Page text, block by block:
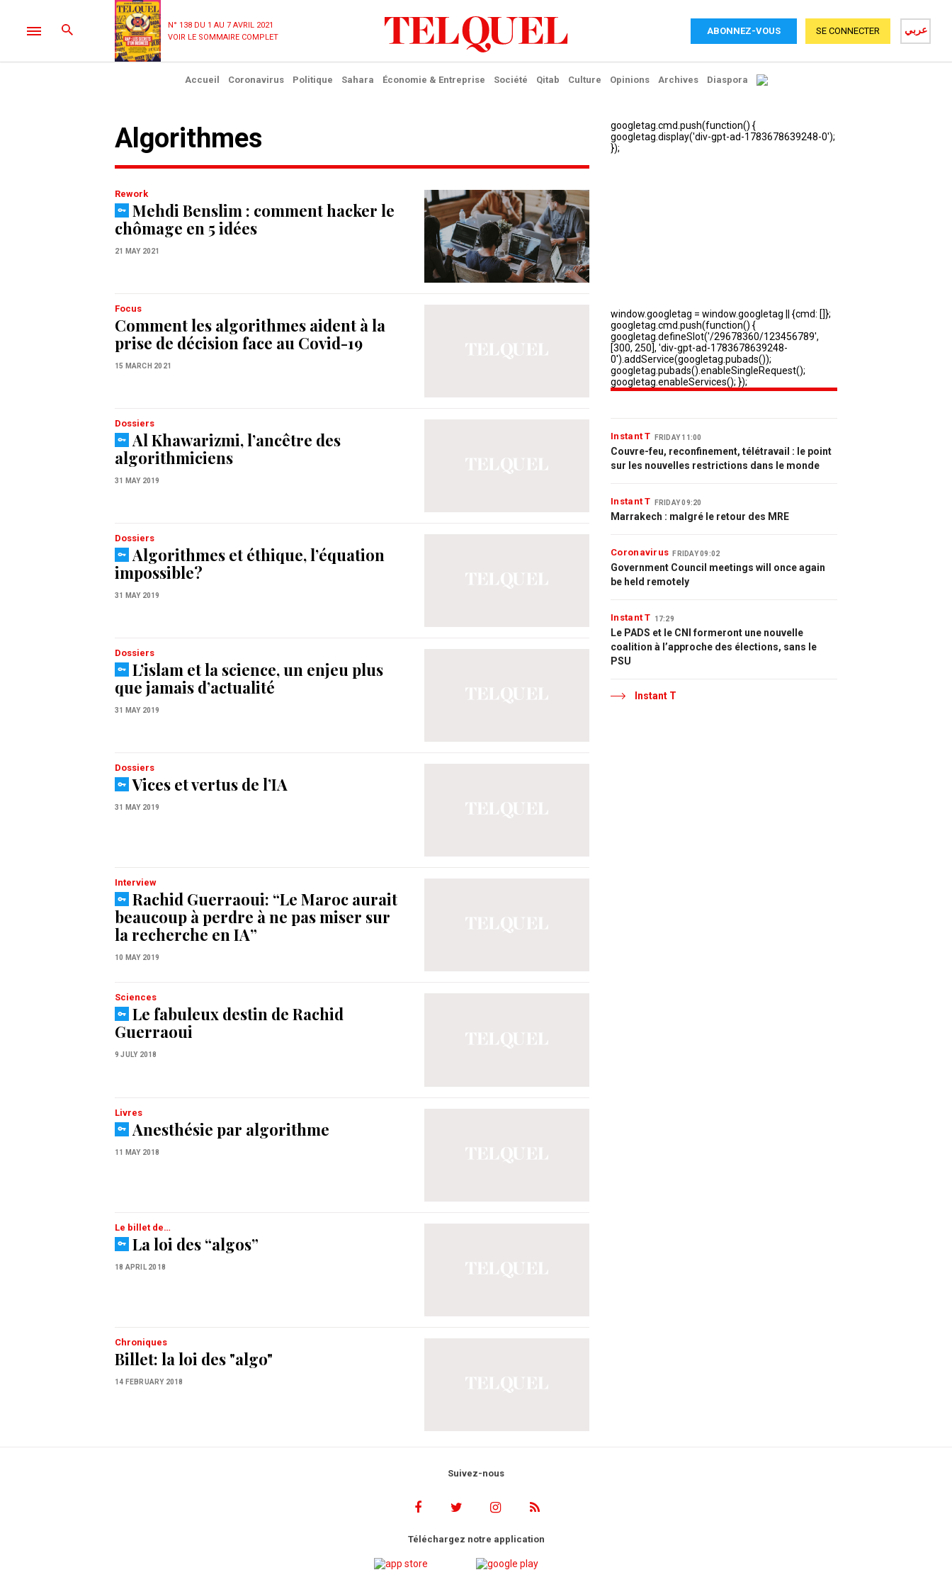
N° 138 DU 1 AU 7 AVRIL 2021
VOIR LE SOMMAIRE COMPLET
ABONNEZ-VOUS عربي SE CONNECTER
Accueil Coronavirus Politique Sahara Économie & Entreprise Société Qitab Culture Opinions Archives Diaspora
algorithmes
Rework
Mehdi Benslim : comment hacker le
chômage en 5 idées
21 MAY 2021
Focus
Comment les algorithmes aident à la
prise de décision face au Covid-19
15 MARCH 2021
Dossiers
Al Khawarizmi, l’ancêtre des
algorithmiciens
31 MAY 2019
Dossiers
Algorithmes et éthique, l’équation
impossible?
31 MAY 2019
Dossiers
L’islam et la science, un enjeu plus
que jamais d’actualité
31 MAY 2019
Dossiers
Vices et vertus de l’IA
31 MAY 2019
Interview
Rachid Guerraoui: “Le Maroc aurait
beaucoup à perdre à ne pas miser sur
la recherche en IA”
10 MAY 2019
Sciences
Le fabuleux destin de Rachid
Guerraoui
9 JULY 2018
Livres
Anesthésie par algorithme
11 MAY 2018
Le billet de…
La loi des “algos”
18 APRIL 2018
Chroniques
Billet: la loi des "algo"
14 FEBRUARY 2018
Instant T FRIDAY 11:00
Couvre-feu, reconfinement, télétravail : le point
sur les nouvelles restrictions dans le monde
Instant T FRIDAY 09:20
Marrakech : malgré le retour des MRE
Coronavirus FRIDAY 09:02
Government Council meetings will once again
be held remotely
Instant T 17:29
Le PADS et le CNI formeront une nouvelle
coalition à l’approche des élections, sans le
PSU
Instant T
Suivez-nous
Téléchargez notre application